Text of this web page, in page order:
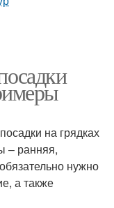
на грядках
– ранняя,
нужно
а также